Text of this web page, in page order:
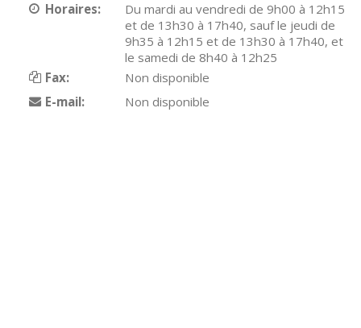
Horaires:
Du mardi au vendredi de 9h00 à 12h15
et de 13h30 à 17h40, sauf le jeudi de
9h35 à 12h15 et de 13h30 à 17h40, et
le samedi de 8h40 à 12h25
Fax:
Non disponible
E-mail:
Non disponible